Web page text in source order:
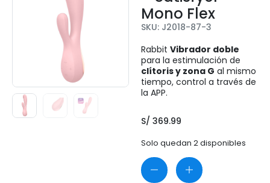
Mono Flex
SKU: J2018-87-3
Rabbit Vibrador doble
para la estimulación de
clítoris y zona G al mismo
tiempo, control a través de
la APP.
S/ 369.99
Solo quedan 2 disponibles